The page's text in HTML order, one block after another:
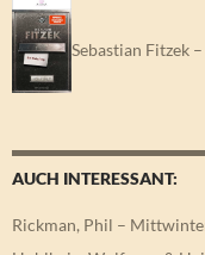
Sebastian Fitzek
AUCH INTERESSANT:
Rickman, Phil –